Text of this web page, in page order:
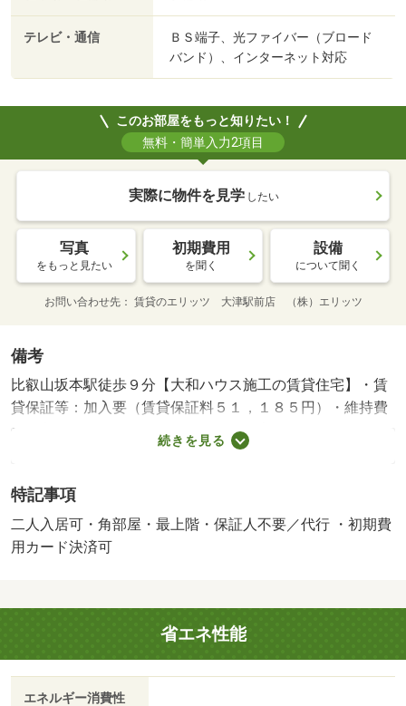
テレビ・通信
ＢＳ端子、光ファイバー（ブロード
バンド）、インターネット対応
このお部屋をもっと知りたい！
無料・簡単入力2項目
実際に物件を見学 したい
写真
をもっと見たい
初期費用
を聞く
設備
について聞く
お問い合わせ先 賃貸のエリッツ 大津駅前店 （株）エリッツ
備考
比叡山坂本駅徒歩９分【大和ハウス施工の賃貸住宅】・賃
貸保証等：加入要（賃貸保証料５１，１８５円）・維持費
等：入居サポート１，２００円／月・家賃保証料１，３３
０円／月・【ＪＲ湖西線比叡山坂本駅徒歩９分】ＪＲ比叡
セキュリティ賃貸住宅Ｄ－ＲＯＯＭです。一坪サイズの大
きな浴槽、ワイドタイプ洗面化粧台付きです。・バイク置
場：なし・駐輪場：有/鍵交換費用 33000円
続きを見る
特記事項
二人入居可・角部屋・最上階・保証人不要／代行 ・初期費
用カード決済可
省エネ性能
エネルギー消費性